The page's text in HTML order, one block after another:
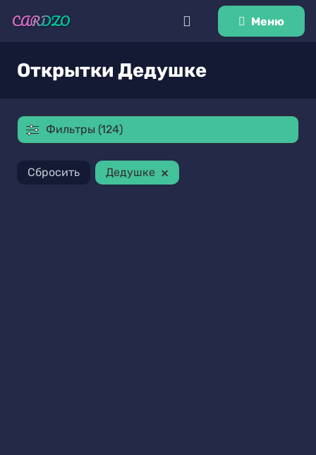
Меню
Открытки Дедушке
Фильтры (124)
Сбросить Дедушке ×